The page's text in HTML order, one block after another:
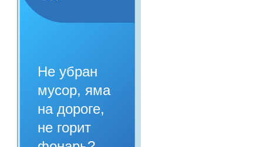
Не убран
мусор, яма
на дороге,
не горит